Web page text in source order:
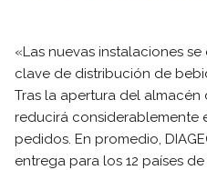
«Las nuevas instalaciones
clave de distribución de
Tras la apertura del almacén
reducirá considerablemente
pedidos. En promedio,
entrega para los 12 países